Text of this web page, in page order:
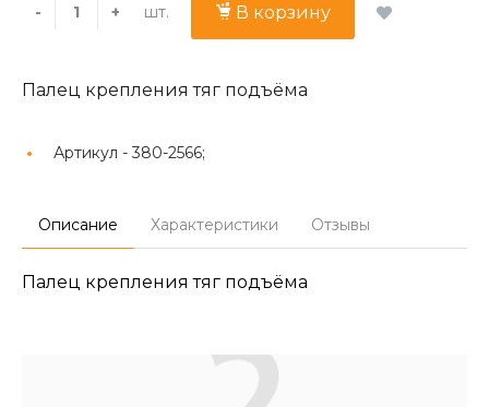
- + шт. В корзину
Палец крепления тяг подъёма
Артикул - 380-2566;
Описание Характеристики Отзывы
Палец крепления тяг подъёма